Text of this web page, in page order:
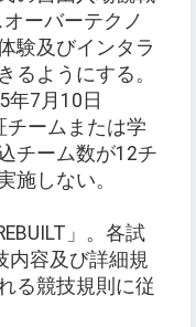
ーバーテクノ
験及びインタラ
るようにする。
年7月10日
チームまたは学
チーム数が12チ
施しない。
」。各試
内容及び詳細規
る競技規則に従